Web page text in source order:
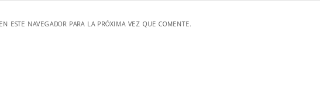
ESTE NAVEGADOR PARA LA PRÓXIMA VEZ QUE COMENTE.